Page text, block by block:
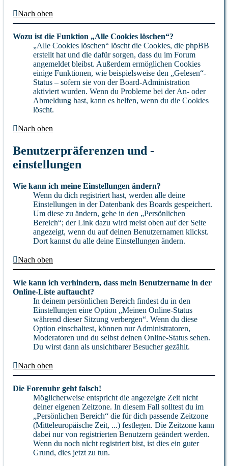
Nach oben
Wozu ist die Funktion „Alle Cookies löschen“?
„Alle Cookies löschen“ löscht die Cookies, die phpBB
erstellt hat und die dafür sorgen, dass du im Forum
angemeldet bleibst. Außerdem ermöglichen Cookies
einige Funktionen, wie beispielsweise den „Gelesen“-
Status – sofern sie von der Board-Administration
aktiviert wurden. Wenn du Probleme bei der An- oder
Abmeldung hast, kann es helfen, wenn du die Cookies
löscht.
Nach oben
Benutzerpräferenzen und -
einstellungen
Wie kann ich meine Einstellungen ändern?
Wenn du dich registriert hast, werden alle deine
Einstellungen in der Datenbank des Boards gespeichert.
Um diese zu ändern, gehe in den „Persönlichen
Bereich“; der Link dazu wird meist oben auf der Seite
angezeigt, wenn du auf deinen Benutzernamen klickst.
Dort kannst du alle deine Einstellungen ändern.
Nach oben
Wie kann ich verhindern, dass mein Benutzername in der
Online-Liste auftaucht?
In deinem persönlichen Bereich findest du in den
Einstellungen eine Option „Meinen Online-Status
während dieser Sitzung verbergen“. Wenn du diese
Option einschaltest, können nur Administratoren,
Moderatoren und du selbst deinen Online-Status sehen.
Du wirst dann als unsichtbarer Besucher gezählt.
Nach oben
Die Forenuhr geht falsch!
Möglicherweise entspricht die angezeigte Zeit nicht
deiner eigenen Zeitzone. In diesem Fall solltest du im
„Persönlichen Bereich“ die für dich passende Zeitzone
(Mitteleuropäische Zeit, ...) festlegen. Die Zeitzone kann
dabei nur von registrierten Benutzern geändert werden.
Wenn du noch nicht registriert bist, ist dies ein guter
Grund, dies jetzt zu tun.